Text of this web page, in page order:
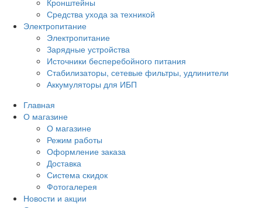
Средства ухода за техникой
Электропитание
Электропитание
Зарядные устройства
Источники бесперебойного питания
Стабилизаторы, сетевые фильтры, удлинители
Аккумуляторы для ИБП
Главная
О магазине
О магазине
Режим работы
Оформление заказа
Доставка
Система скидок
Фотогалерея
Новости и акции